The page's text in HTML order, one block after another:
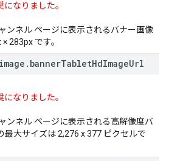
なりました。
ンネル ページに表示されるバナー画像
283px です。
image . bannerTabletHdImageUrl
なりました。
ンネル ページに表示される高解像度バ
最大サイズは 2,276 x 377 ピクセルで